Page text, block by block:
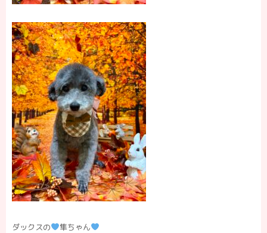
ダックスの 隼ちゃん